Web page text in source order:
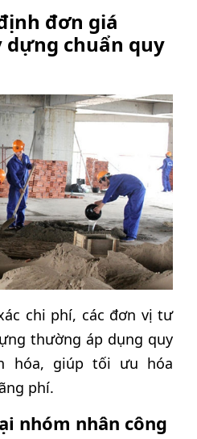
đơn giá
dựng chuẩn quy
chi phí, các đơn vị tư
thường áp dụng quy
hóa, giúp tối ưu hóa
phí.
nhóm nhân công